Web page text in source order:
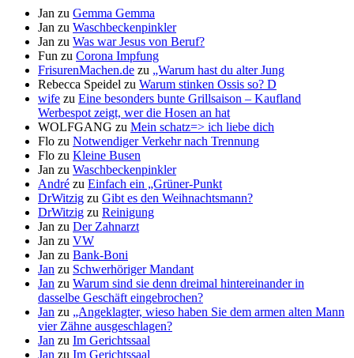
Jan zu Gemma Gemma
Jan zu Waschbeckenpinkler
Jan zu Was war Jesus von Beruf?
Fun zu Corona Impfung
FrisurenMachen.de zu „Warum hast du alter Jung
Rebecca Speidel zu Warum stinken Ossis so? D
wife zu Eine besonders bunte Grillsaison – Kaufland
Werbespot zeigt, wer die Hosen an hat
WOLFGANG zu Mein schatz=> ich liebe dich
Flo zu Notwendiger Verkehr nach Trennung
Flo zu Kleine Busen
Jan zu Waschbeckenpinkler
André zu Einfach ein „Grüner-Punkt
DrWitzig zu Gibt es den Weihnachtsmann?
DrWitzig zu Reinigung
Jan zu Der Zahnarzt
Jan zu VW
Jan zu Bank-Boni
Jan zu Schwerhöriger Mandant
Jan zu Warum sind sie denn dreimal hintereinander in
dasselbe Geschäft eingebrochen?
Jan zu „Angeklagter, wieso haben Sie dem armen alten Mann
vier Zähne ausgeschlagen?
Jan zu Im Gerichtssaal
Jan zu Im Gerichtssaal